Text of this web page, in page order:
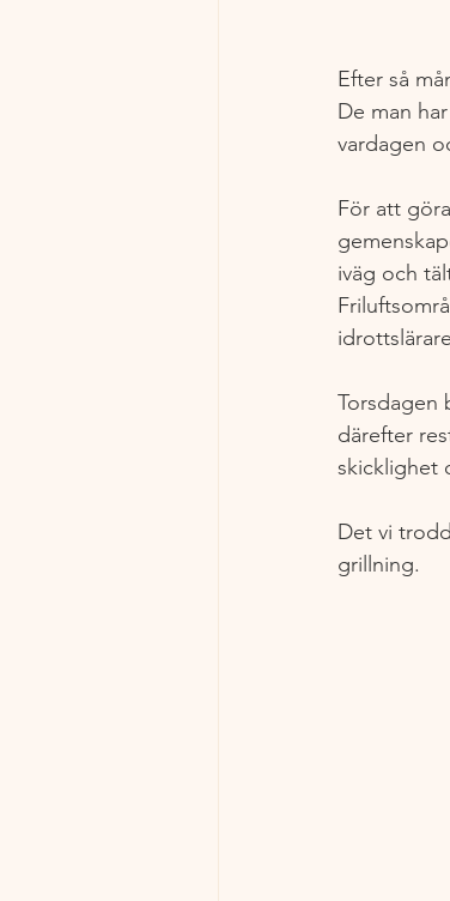
Efter så
De man
vardagen
För att
iväg och
Torsdagen
därefter
skicklighet
Det vi
grillning.